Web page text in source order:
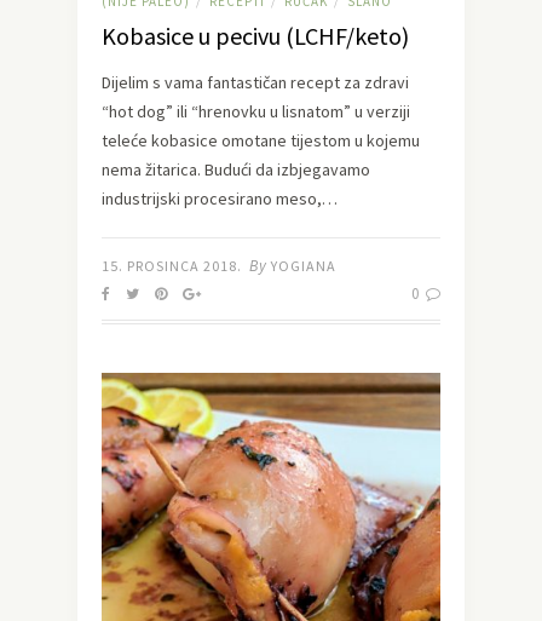
Kobasice u pecivu (LCHF/keto)
Dijelim s vama fantastičan recept za zdravi
“hot dog” ili “hrenovku u lisnatom” u verziji
teleće kobasice omotane tijestom u kojemu
nema žitarica. Budući da izbjegavamo
industrijski procesirano meso,…
15. PROSINCA 2018. By YOGIANA
0